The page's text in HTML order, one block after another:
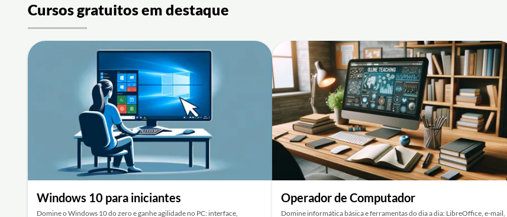
Cursos gratuitos em destaque
Windows 10 para iniciantes
Domine o Windows 10 do zero e ganhe agilidade no PC: interface,
Operador de Computador
Domine informática básica e ferramentas do dia a dia: LibreOffice, e-mail,